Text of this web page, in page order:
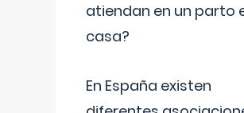
atiendan en un parto
casa?
En España existen